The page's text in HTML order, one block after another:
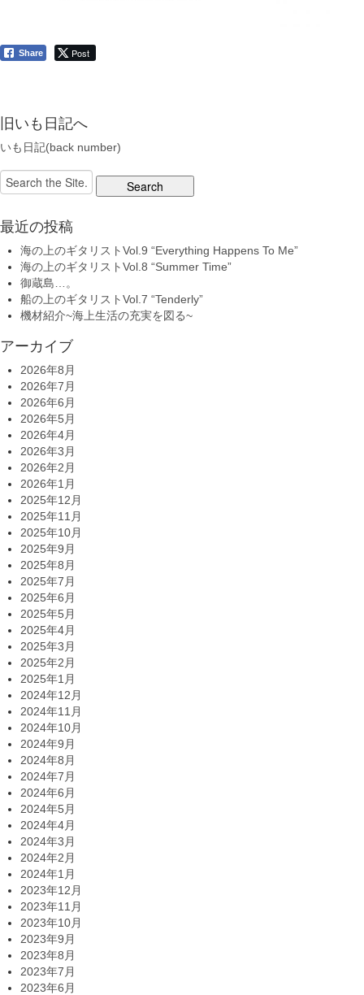
Share Post
旧いも日記へ
いも日記(back number)
Search
for:
最近の投稿
海の上のギタリストVol.9 “Everything Happens To Me”
海の上のギタリストVol.8 “Summer Time”
御蔵島…。
船の上のギタリストVol.7 “Tenderly”
機材紹介~海上生活の充実を図る~
アーカイブ
2026年8月
2026年7月
2026年6月
2026年5月
2026年4月
2026年3月
2026年2月
2026年1月
2025年12月
2025年11月
2025年10月
2025年9月
2025年8月
2025年7月
2025年6月
2025年5月
2025年4月
2025年3月
2025年2月
2025年1月
2024年12月
2024年11月
2024年10月
2024年9月
2024年8月
2024年7月
2024年6月
2024年5月
2024年4月
2024年3月
2024年2月
2024年1月
2023年12月
2023年11月
2023年10月
2023年9月
2023年8月
2023年7月
2023年6月